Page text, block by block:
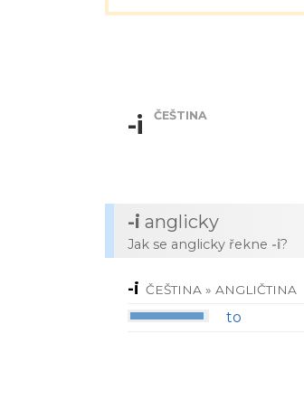
-i ČEŠTINA
-i anglicky
Jak se anglicky řekne -i?
-i ČEŠTINA » ANGLIČTINA
to